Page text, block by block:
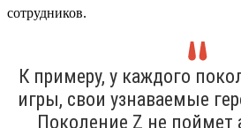
сотрудников.
К примеру, у каждого
игры, свои узнаваемые
Поколение Z не поймет